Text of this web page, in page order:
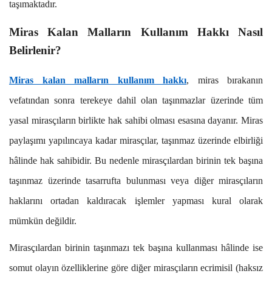
taşımaktadır.
Miras Kalan Malların Kullanım Hakkı Nasıl
Belirlenir?
Miras kalan malların kullanım hakkı, miras bırakanın
vefatından sonra terekeye dahil olan taşınmazlar üzerinde tüm
yasal mirasçıların birlikte hak sahibi olması esasına dayanır. Miras
paylaşımı yapılıncaya kadar mirasçılar, taşınmaz üzerinde elbirliği
hâlinde hak sahibidir. Bu nedenle mirasçılardan birinin tek başına
taşınmaz üzerinde tasarrufta bulunması veya diğer mirasçıların
haklarını ortadan kaldıracak işlemler yapması kural olarak
mümkün değildir.
Mirasçılardan birinin taşınmazı tek başına kullanması hâlinde ise
somut olayın özelliklerine göre diğer mirasçıların ecrimisil (haksız